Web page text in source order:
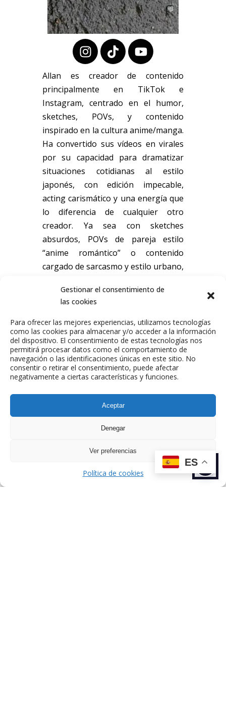
Gestionar el consentimiento de
las cookies
Para ofrecer las mejores experiencias, utilizamos tecnologías
como las cookies para almacenar y/o acceder a la información
del dispositivo. El consentimiento de estas tecnologías nos
permitirá procesar datos como el comportamiento de
navegación o las identificaciones únicas en este sitio. No
consentir o retirar el consentimiento, puede afectar
negativamente a ciertas características y funciones.
Aceptar
Denegar
Ver preferencias
Política de cookies
Allan es creador de contenido
principalmente en TikTok e
Instagram, centrado en el humor,
sketches, POVs, y contenido
inspirado en la cultura anime/manga.
Ha convertido sus vídeos en virales
por su capacidad para dramatizar
situaciones cotidianas al estilo
japonés, con edición impecable,
acting carismático y una energía que
lo diferencia de cualquier otro
creador. Ya sea con sketches
absurdos, POVs de pareja estilo
“anime romántico” o contenido
cargado de sarcasmo y estilo urbano,
con la Gen Z y los fans de la cultura
pop global.
Email de contacto:
allancardoso@twic.es
ES